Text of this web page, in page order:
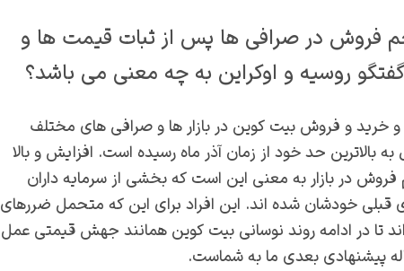
فروش در صرافی ها پس از ثبات قیمت ها و
گفتگو روسیه و اوکراین به چه معنی می باشد؟
خرید و فروش بیت کوین در بازار ها و صرافی های مختلف
به بالاترین حد خود از زمان آذر ماه رسیده است. افزایش و بالا
در بازار به معنی این است که بخشی از سرمایه داران
قبلی خودشان شده اند. این افراد برای این که متحمل ضررهای
تا در ادامه روند نوسانی بیت کوین همانند جهش قیمتی عمل
پیشنهادی بعدی ما به شماست.